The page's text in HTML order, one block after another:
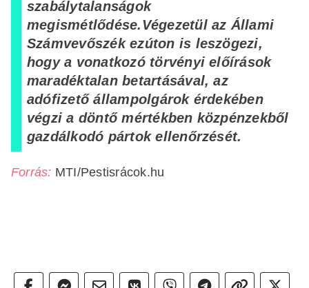
szabálytalanságok
megismétlődése.Végezetül az Állami
Számvevőszék ezúton is leszögezi,
hogy a vonatkozó törvényi előírások
maradéktalan betartásával, az
adófizető állampolgárok érdekében
végzi a döntő mértékben közpénzekből
gazdálkodó pártok ellenőrzését.
Forrás: MTI/Pestisrácok.hu